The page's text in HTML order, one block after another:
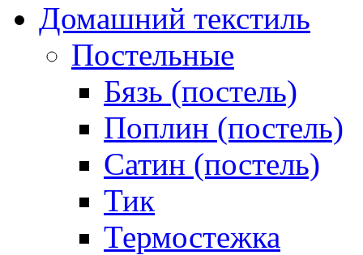
Домашний текстиль
Постельные
Бязь (постель)
Поплин (постель)
Сатин (постель)
Тик
Термостежка